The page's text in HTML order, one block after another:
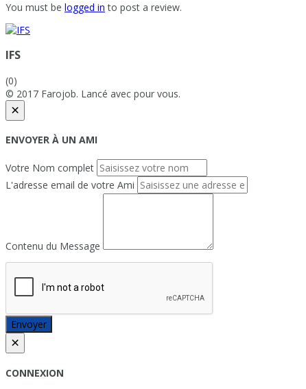
You must be logged in to post a review.
IFS
(0)
© 2017 Farojob. Lancé avec pour vous.
×
ENVOYER À UN AMI
Votre Nom complet
L'adresse email de votre Ami
Contenu du Message
Envoyer
×
CONNEXION